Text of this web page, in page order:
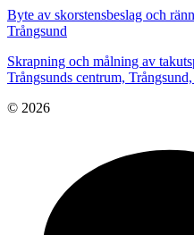
Byte av skorstensbeslag och
Trångsund
Skrapning och målning av
Trångsunds centrum,
© 2026